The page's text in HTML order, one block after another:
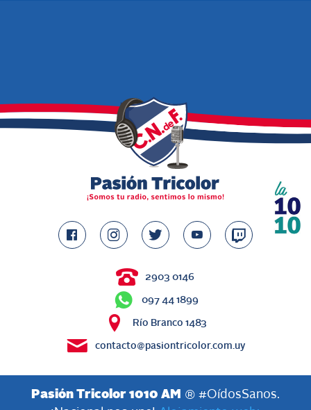
2903 0146
097 44 1899
Río Branco 1483
contacto@pasiontricolor.com.uy
Pasión Tricolor 1010 AM
® #OídosSanos.